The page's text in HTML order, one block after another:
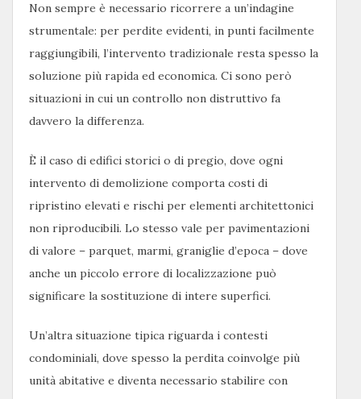
Non sempre è necessario ricorrere a un’indagine
strumentale: per perdite evidenti, in punti facilmente
raggiungibili, l’intervento tradizionale resta spesso la
soluzione più rapida ed economica. Ci sono però
situazioni in cui un controllo non distruttivo fa
davvero la differenza.
È il caso di edifici storici o di pregio, dove ogni
intervento di demolizione comporta costi di
ripristino elevati e rischi per elementi architettonici
non riproducibili. Lo stesso vale per pavimentazioni
di valore – parquet, marmi, graniglie d’epoca – dove
anche un piccolo errore di localizzazione può
significare la sostituzione di intere superfici.
Un’altra situazione tipica riguarda i contesti
condominiali, dove spesso la perdita coinvolge più
unità abitative e diventa necessario stabilire con